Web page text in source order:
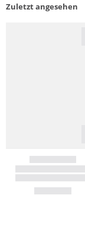
Zuletzt angesehen